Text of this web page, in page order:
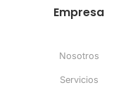
Empresa
Nosotros
Servicios